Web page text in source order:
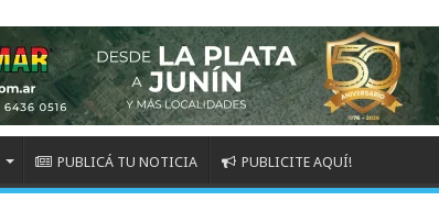
PUBLICÁ TU NOTICIA PUBLICITE AQUÍ!